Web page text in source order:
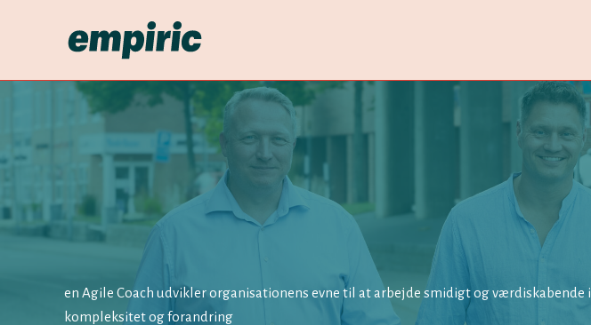
en Agile Coach udvikler organisationens evne til at arbejde smidigt og værdiskabende i
kompleksitet og forandring